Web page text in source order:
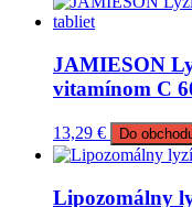
JAMIESON
vitamínom C
13,29 € Do
Lipozomálny